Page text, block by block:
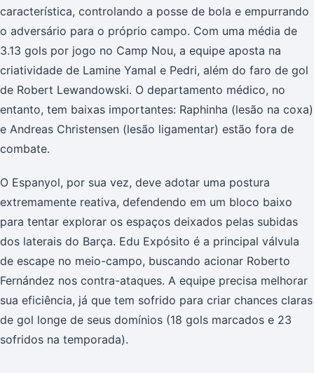
característica, controlando a posse de bola e empurrando
o adversário para o próprio campo. Com uma média de
3.13 gols por jogo no Camp Nou, a equipe aposta na
criatividade de Lamine Yamal e Pedri, além do faro de gol
de Robert Lewandowski. O departamento médico, no
entanto, tem baixas importantes: Raphinha (lesão na coxa)
e Andreas Christensen (lesão ligamentar) estão fora de
combate.
O Espanyol, por sua vez, deve adotar uma postura
extremamente reativa, defendendo em um bloco baixo
para tentar explorar os espaços deixados pelas subidas
dos laterais do Barça. Edu Expósito é a principal válvula
de escape no meio-campo, buscando acionar Roberto
Fernández nos contra-ataques. A equipe precisa melhorar
sua eficiência, já que tem sofrido para criar chances claras
de gol longe de seus domínios (18 gols marcados e 23
sofridos na temporada).